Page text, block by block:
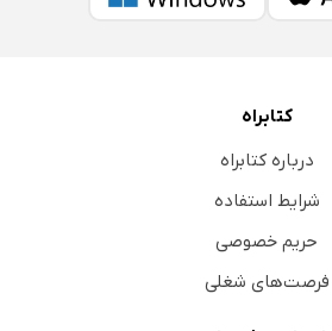
کتابراه
درباره کتابراه
شرایط استفاده
حریم خصوصی
فرصت‌های شغلی